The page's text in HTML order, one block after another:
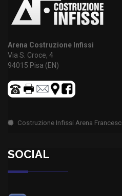
Arena Costruzione Infissi
Via S. Croce, 4
94015 Pisa (EN)
Costruzione Infissi Arena
SOCIAL